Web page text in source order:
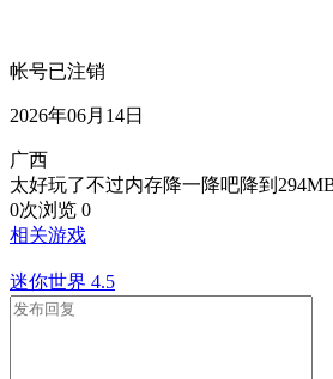
帐号已注销
2026年06月14日
广西
太好玩了不过内存降一降吧降到
0次浏览 0
相关游戏
迷你世界 4.5